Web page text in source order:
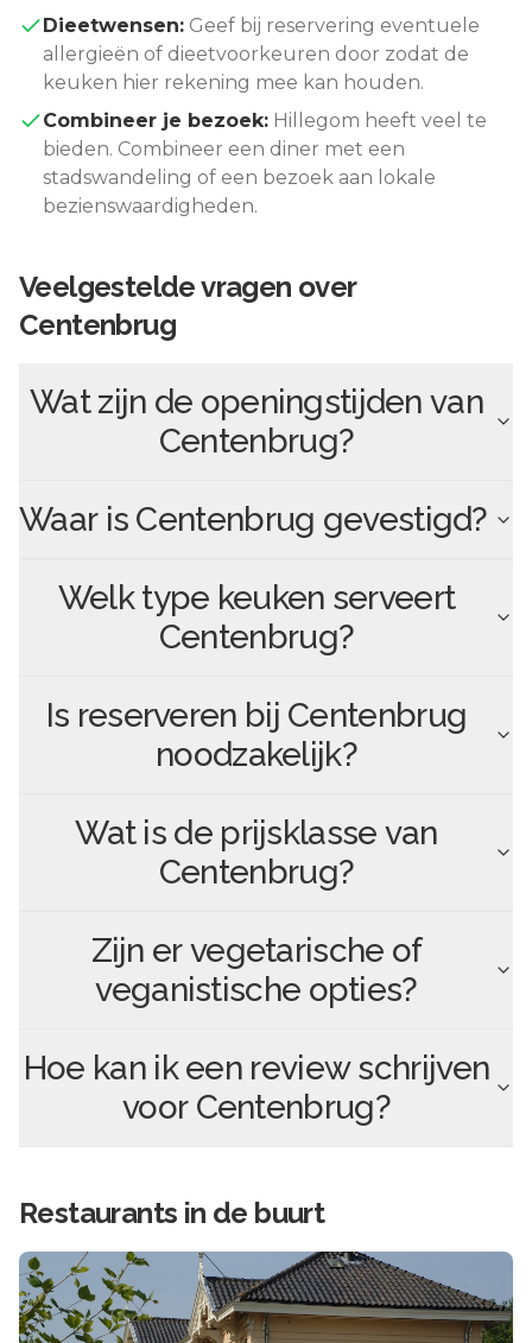
Dieetwensen: Geef bij reservering eventuele
allergieën of dieetvoorkeuren door zodat de
keuken hier rekening mee kan houden.
Combineer je bezoek: Hillegom heeft veel te
bieden. Combineer een diner met een
stadswandeling of een bezoek aan lokale
bezienswaardigheden.
Veelgestelde vragen over
Centenbrug
Wat zijn de openingstijden van
Centenbrug?
Waar is Centenbrug gevestigd?
Welk type keuken serveert
Centenbrug?
Is reserveren bij Centenbrug
noodzakelijk?
Wat is de prijsklasse van
Centenbrug?
Zijn er vegetarische of
veganistische opties?
Hoe kan ik een review schrijven
voor Centenbrug?
Restaurants in de buurt